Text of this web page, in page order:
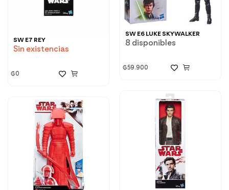
SW E6 LUKE SKYWALKER
8 disponibles
₲59.900
SW E7 REY
Sin existencias
₲0